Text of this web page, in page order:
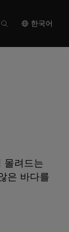
한국어
몰려드는
은 바다를